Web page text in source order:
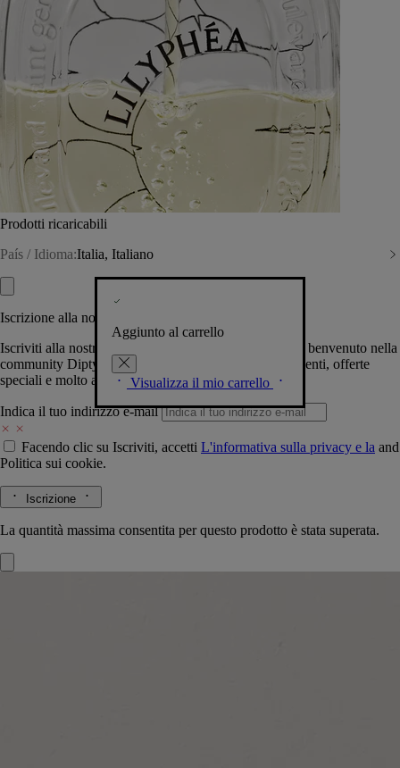
Prodotti ricaricabili
País / Idioma:Italia, Italiano
Aggiunto al carrello
Visualizza il mio carrello
Iscrizione alla nostra Newsletter
Iscriviti alla nostra newsletter per permetterci di darti il benvenuto nella
community Diptyque e tenerti al corrente su novità, eventi, offerte
speciali e molto altro.
Indica il tuo indirizzo e-mail
Facendo clic su Iscriviti, accetti L'informativa sulla privacy e la and
Politica sui cookie.
Iscrizione
La quantità massima consentita per questo prodotto è stata superata.